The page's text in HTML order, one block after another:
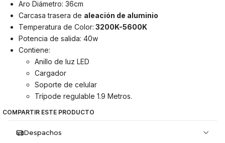
Aro Diámetro: 36cm
Carcasa trasera de aleación de aluminio
Temperatura de Color: 3200K-5600K
Potencia de salida: 40w
Contiene:
Anillo de luz LED
Cargador
Soporte de celular
Trípode regulable 1.9 Metros.
COMPARTIR ESTE PRODUCTO
Despachos